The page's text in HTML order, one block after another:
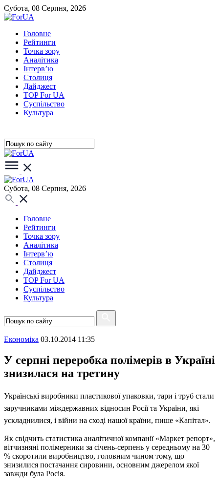
Субота, 08 Серпня, 2026
Головне
Рейтинги
Точка зору
Аналітика
Інтерв’ю
Столиця
Дайджест
TOP For UA
Суспiльство
Культура
Субота, 08 Серпня, 2026
Головне
Рейтинги
Точка зору
Аналітика
Інтерв’ю
Столиця
Дайджест
TOP For UA
Суспiльство
Культура
Економіка 03.10.2014 11:35
У серпні переробка полімерів в Україні
знизилася на третину
Українські виробники пластикової упаковки, тари і труб стали
заручниками міждержавних відносин Росії та України, які
ускладнилися, і війни на сході нашої країни, пише «Капітал».
Як свідчить статистика аналітичної компанії «Маркет репорт»,
вітчизняні полімерники за січень-серпень у середньому на 30
% скоротили виробництво, головним чином тому, що
знизилися постачання сировини, основним джерелом якої
завжди була Росія.